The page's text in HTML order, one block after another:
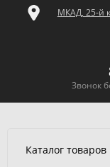
МКАД, 25-й
Звонок
Каталог товаров